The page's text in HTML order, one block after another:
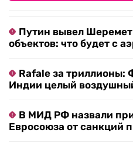
Путин вывел
объектов: что будет с
Rafale за триллионы:
Индии целый
В МИД РФ назвали
Евросоюза от санкций